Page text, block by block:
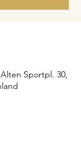
Sportpl. 30,